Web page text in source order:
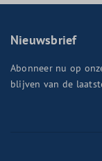
Nieuwsbrief
Abonneer nu op
blijven van de